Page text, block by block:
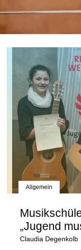
Allgemein
„Jugend
Claudia Degenkolb